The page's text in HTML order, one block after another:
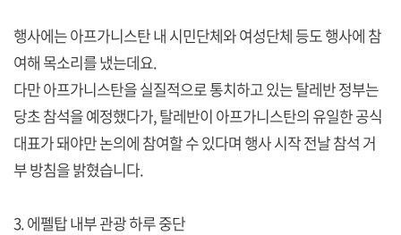
행사에는 아프가니스탄 내 시민단체와 여성단체 등도 행사에 참
여해 목소리를 냈는데요.
다만 아프가니스탄을 실질적으로 통치하고 있는 탈레반 정부는
당초 참석을 예정했다가, 탈레반이 아프가니스탄의 유일한 공식
대표가 돼야만 논의에 참여할 수 있다며 행사 시작 전날 참석 거
부 방침을 밝혔습니다.
3. 에펠탑 내부 관광 하루 중단